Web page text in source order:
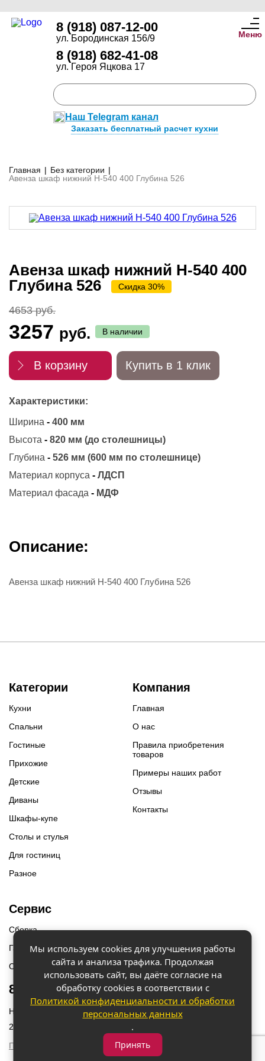
8 (918) 087-12-00
ул. Бородинская 156/9
8 (918) 682-41-08
ул. Героя Яцкова 17
Наш Telegram канал
Заказать бесплатный расчет кухни
Меню
Главная | Без категории |
Авенза шкаф нижний Н-540 400 Глубина 526
Авенза шкаф нижний Н-540 400
Глубина 526
Скидка 30%
4653 руб.
3257 руб. В наличии
В корзину Купить в 1 клик
Характеристики:
Ширина - 400 мм
Высота - 820 мм (до столешницы)
Глубина - 526 мм (600 мм по столешнице)
Материал корпуса - ЛДСП
Материал фасада - МДФ
Описание:
Авенза шкаф нижний Н-540 400 Глубина 526
Категории
Кухни
Спальни
Гостиные
Прихожие
Детские
Диваны
Шкафы-купе
Столы и стулья
Для гостиниц
Разное
Компания
Главная
О нас
Правила приобретения
товаров
Примеры наших работ
Отзывы
Контакты
Сервис
Сборка
Гарантии
Оплата и доставка
8 (918) 087-12-00
Наш адрес: г. Краснодар, ул. Бородинская 156/9
2023 © «Мебель 2x2» Все права защищены
Политика конфиденциальности
Мы используем cookies для улучшения работы
сайта и анализа трафика. Продолжая
использовать сайт, вы даёте согласие на
обработку cookies в соответствии с
Политикой конфиденциальности и обработки
персональных данных
.
Принять